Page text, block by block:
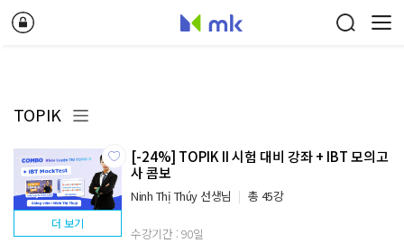
TOPIK
[-24%] TOPIK II 시험 대비 강좌 + IBT 모의고
사 콤보
Ninh Thị Thúy 선생님 총 45강
수강기간 : 90일
더 보기